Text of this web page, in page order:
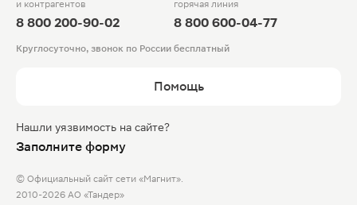
и контрагентов
8 800 200-90-02
горячая линия
8 800 600-04-77
Круглосуточно, звонок по России бесплатный
Помощь
Нашли уязвимость на сайте?
Заполните форму
© Официальный сайт сети «Магнит».
2010-2026 АО «Тандер»